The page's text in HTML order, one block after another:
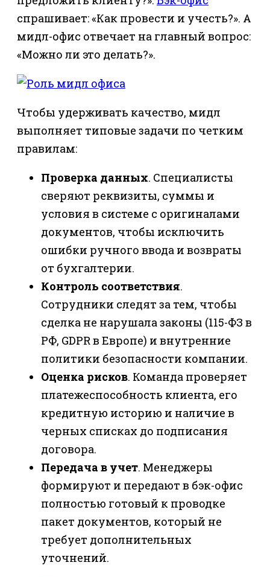
спрашивает: «Как провести и учесть?». А
мидл-офис отвечает на главный вопрос:
«Можно ли это делать?».
Чтобы удерживать качество, мидл
выполняет типовые задачи по четким
правилам:
Проверка данных. Специалисты
сверяют реквизиты, суммы и
условия в системе с оригиналами
документов, чтобы исключить
ошибки ручного ввода и возвраты
от бухгалтерии.
Контроль соответствия.
Сотрудники следят за тем, чтобы
сделка не нарушала законы (115-ФЗ в
РФ, GDPR в Европе) и внутренние
политики безопасности компании.
Оценка рисков. Команда проверяет
платежеспособность клиента, его
кредитную историю и наличие в
черных списках до подписания
договора.
Передача в учет. Менеджеры
формируют и передают в бэк-офис
полностью готовый к проводке
пакет документов, который не
требует дополнительных
уточнений.